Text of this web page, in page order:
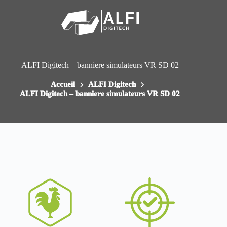
ALFI Digitech – banniere simulateurs VR SD 02
Accueil
ALFI Digitech
ALFI Digitech – banniere simulateurs VR SD 02